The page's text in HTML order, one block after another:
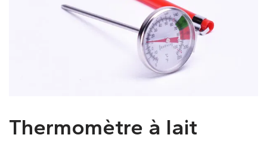
Thermomètre à lait